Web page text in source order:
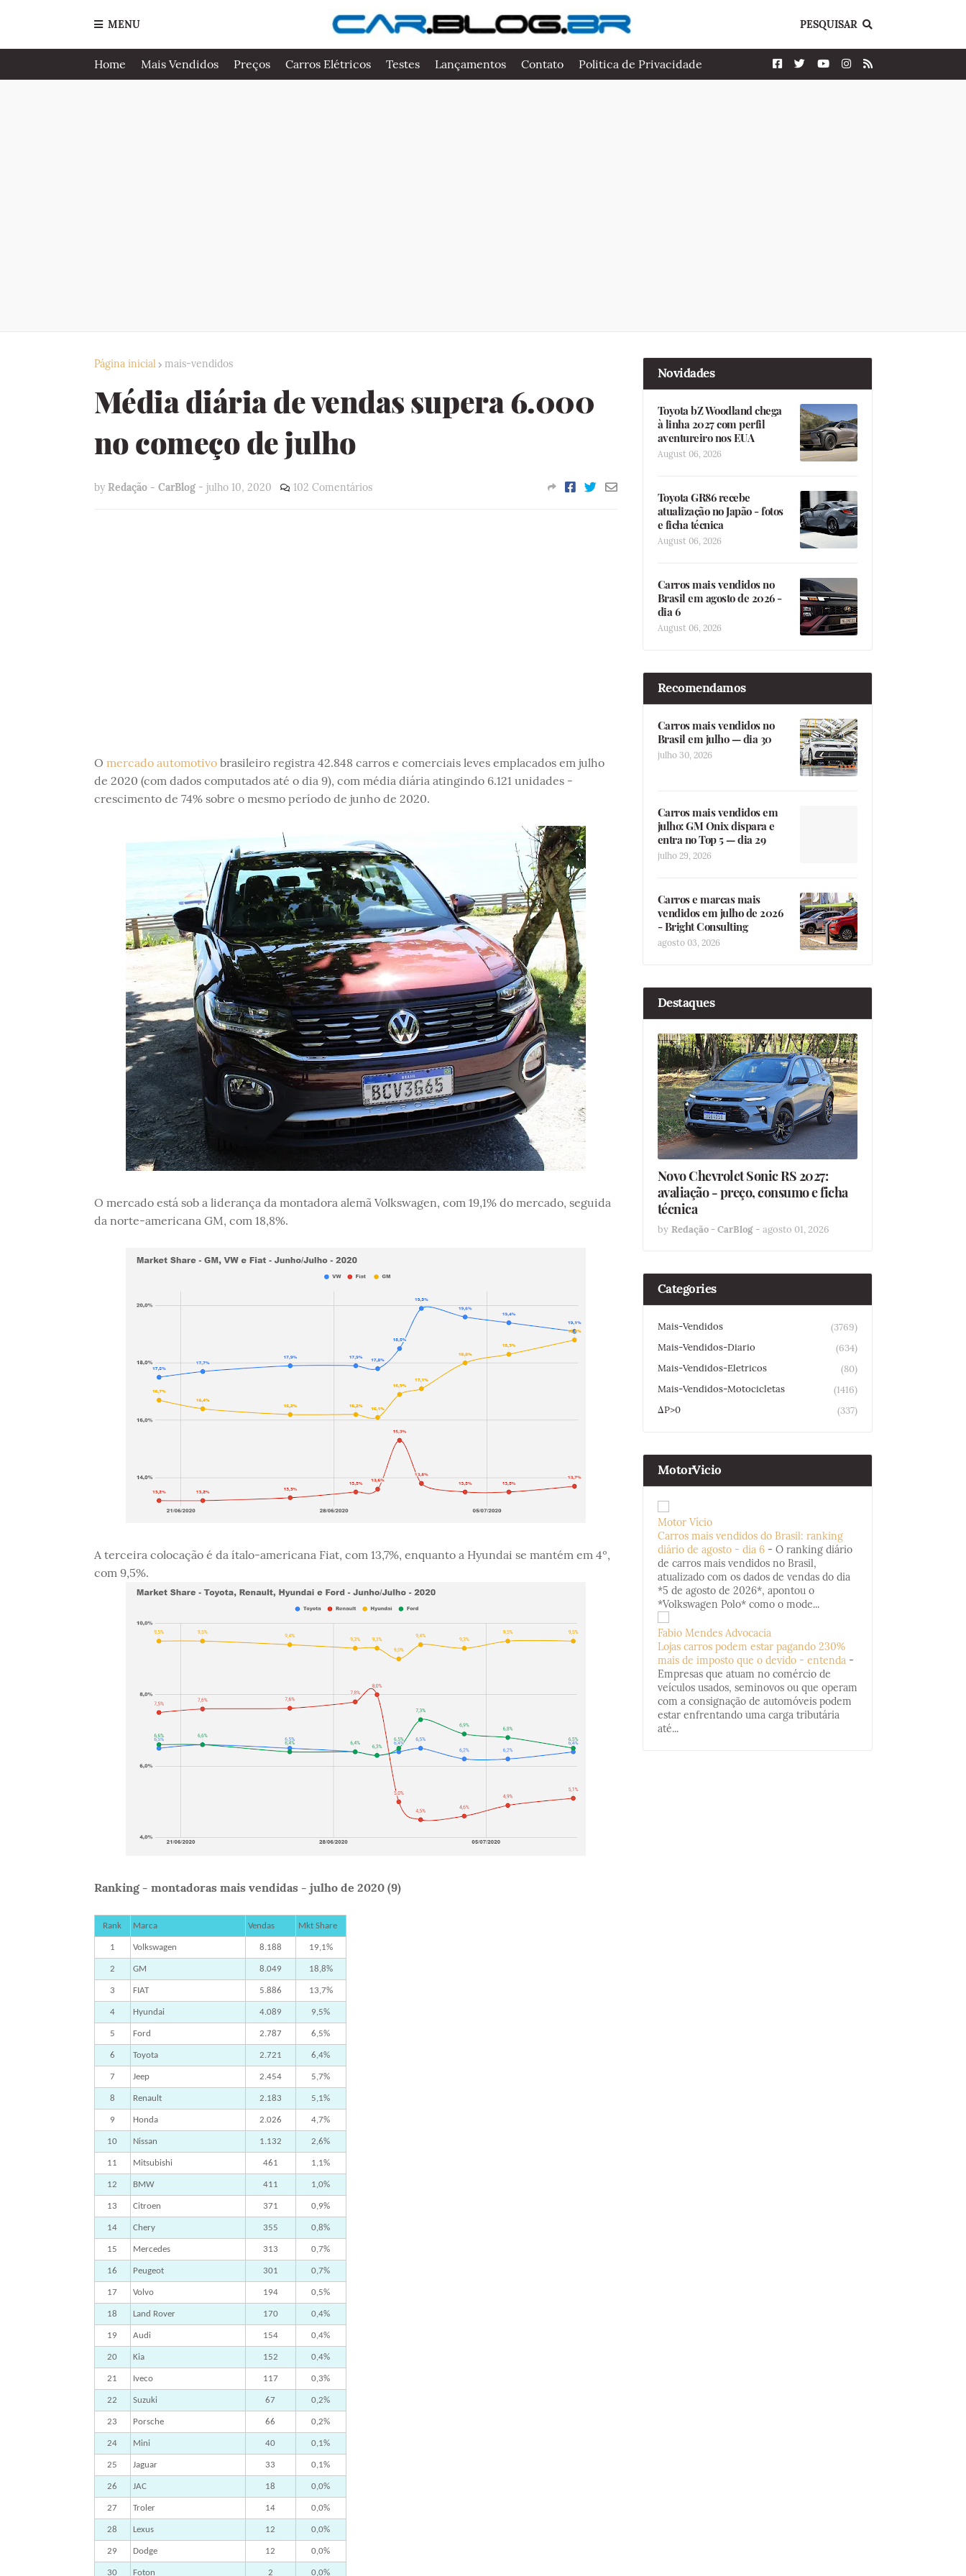
MENU PESQUISAR
Home Mais Vendidos Preços Carros Elétricos Testes Lançamentos Contato Politica de Privacidade
Página inicial mais-vendidos
Média diária de vendas supera 6.000
no começo de julho
by Redação - CarBlog - julho 10, 2020 102 Comentários
O mercado automotivobrasileiro registra 42.848 carros e comerciais leves emplacados em julho
de 2020 (com dados computados até o dia 9), com média diária atingindo 6.121 unidades -
crescimento de 74% sobre o mesmo período de junho de 2020.
O mercado está sob a liderança da montadora alemã Volkswagen, com 19,1% do mercado, seguida
da norte-americana GM, com 18,8%.
A terceira colocação é da ítalo-americana Fiat, com 13,7%, enquanto a Hyundai se mantém em 4º,
com 9,5%.
Ranking - montadoras mais vendidas - julho de 2020 (9)
Rank Marca Vendas Mkt Share
1 Volkswagen 8.188 19,1%
2 GM 8.049 18,8%
3 FIAT 5.886 13,7%
4 Hyundai 4.089 9,5%
5 Ford 2.787 6,5%
6 Toyota 2.721 6,4%
7 Jeep 2.454 5,7%
8 Renault 2.183 5,1%
9 Honda 2.026 4,7%
10 Nissan 1.132 2,6%
11 Mitsubishi 461 1,1%
12 BMW 411 1,0%
13 Citroen 371 0,9%
14 Chery 355 0,8%
15 Mercedes 313 0,7%
16 Peugeot 301 0,7%
17 Volvo 194 0,5%
18 Land Rover 170 0,4%
19 Audi 154 0,4%
20 Kia 152 0,4%
21 Iveco 117 0,3%
22 Suzuki 67 0,2%
23 Porsche 66 0,2%
24 Mini 40 0,1%
25 Jaguar 33 0,1%
26 JAC 18 0,0%
27 Troler 14 0,0%
28 Lexus 12 0,0%
29 Dodge 12 0,0%
30 Foton 2 0,0%
Novidades
Toyota bZ Woodland chega
à linha 2027 com perfil
aventureiro nos EUA
August 06, 2026
Toyota GR86 recebe
atualização no Japão - fotos
e ficha técnica
August 06, 2026
Carros mais vendidos no
Brasil em agosto de 2026 -
dia 6
August 06, 2026
Recomendamos
Carros mais vendidos no
Brasil em julho — dia 30
julho 30, 2026
Carros mais vendidos em
julho: GM Onix dispara e
entra no Top 5 — dia 29
julho 29, 2026
Carros e marcas mais
vendidos em julho de 2026
- Bright Consulting
agosto 03, 2026
Destaques
Novo Chevrolet Sonic RS 2027:
avaliação - preço, consumo e ficha
técnica
by Redação - CarBlog - agosto 01, 2026
Categories
Mais-Vendidos
(3769)
Mais-Vendidos-Diario
(634)
Mais-Vendidos-Eletricos
(80)
Mais-Vendidos-Motocicletas
(1416)
ΔP>0
(337)
MotorVicio
Motor Vício
Carros mais vendidos do Brasil: ranking
diário de agosto - dia 6 - O ranking diário
de carros mais vendidos no Brasil,
atualizado com os dados de vendas do dia
*5 de agosto de 2026*, apontou o
*Volkswagen Polo* como o mode...
Fabio Mendes Advocacia
Lojas carros podem estar pagando 230%
mais de imposto que o devido - entenda -
Empresas que atuam no comércio de
veículos usados, seminovos ou que operam
com a consignação de automóveis podem
estar enfrentando uma carga tributária
até...